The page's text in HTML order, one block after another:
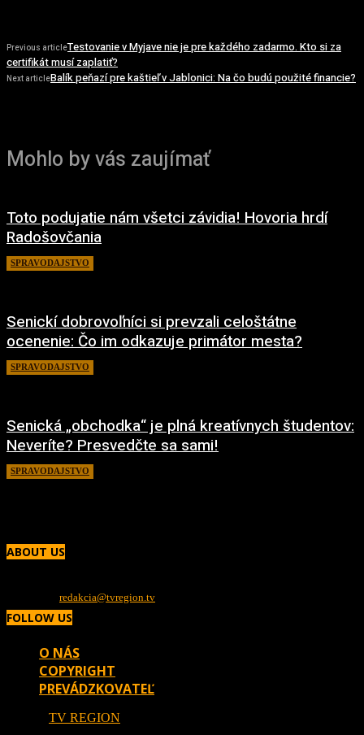
Previous articleTestovanie v Myjave nie je pre každého zadarmo. Kto si za
certifikát musí zaplatiť?
Next articleBalík peňazí pre kaštieľ v Jablonici: Na čo budú použité financie?
Mohlo by vás zaujímať
Toto podujatie nám všetci závidia! Hovoria hrdí
Radošovčania
SPRAVODAJSTVO
Senickí dobrovoľníci si prevzali celoštátne
ocenenie: Čo im odkazuje primátor mesta?
SPRAVODAJSTVO
Senická „obchodka“ je plná kreatívnych študentov:
Neveríte? Presvedčte sa sami!
SPRAVODAJSTVO
ABOUT US
redakcia@tvregion.tv
FOLLOW US
O NÁS
COPYRIGHT
PREVÁDZKOVATEĽ
TV REGION